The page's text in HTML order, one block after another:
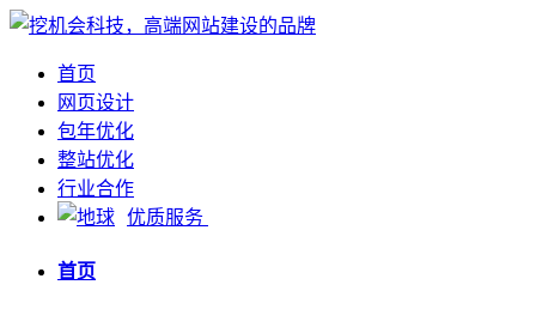
首页
网页设计
包年优化
整站优化
行业合作
优质服务
首页